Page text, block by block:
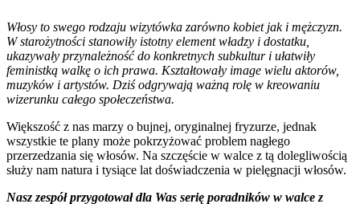
Włosy to swego rodzaju wizytówka zarówno kobiet jak i mężczyzn.
W starożytności stanowiły istotny element władzy i dostatku,
ukazywały przynależność do konkretnych subkultur i ułatwiły
feministką walkę o ich prawa. Kształtowały image wielu aktorów,
muzyków i artystów. Dziś odgrywają ważną rolę w kreowaniu
wizerunku całego społeczeństwa.
Większość z nas marzy o bujnej, oryginalnej fryzurze, jednak
wszystkie te plany może pokrzyżować problem nagłego
przerzedzania się włosów. Na szczęście w walce z tą dolegliwością
służy nam natura i tysiące lat doświadczenia w pielęgnacji włosów.
Nasz zespół przygotował dla Was serię poradników w walce z